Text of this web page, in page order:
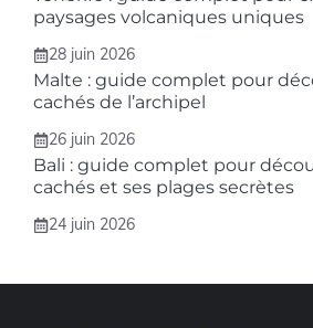
paysages volcaniques uniques
28 juin 2026
Malte : guide complet pour
cachés de l’archipel
26 juin 2026
Bali : guide complet pour
cachés et ses plages secrètes
24 juin 2026